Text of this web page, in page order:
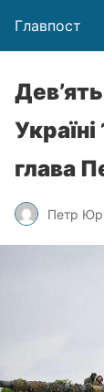
Главпост
глава
Петр